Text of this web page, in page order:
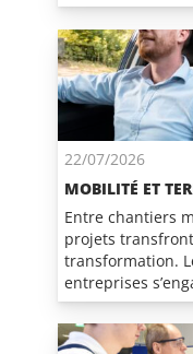
22/07/2026
MOBILITÉ ET
Entre chantiers
projets
transformation.
entreprises